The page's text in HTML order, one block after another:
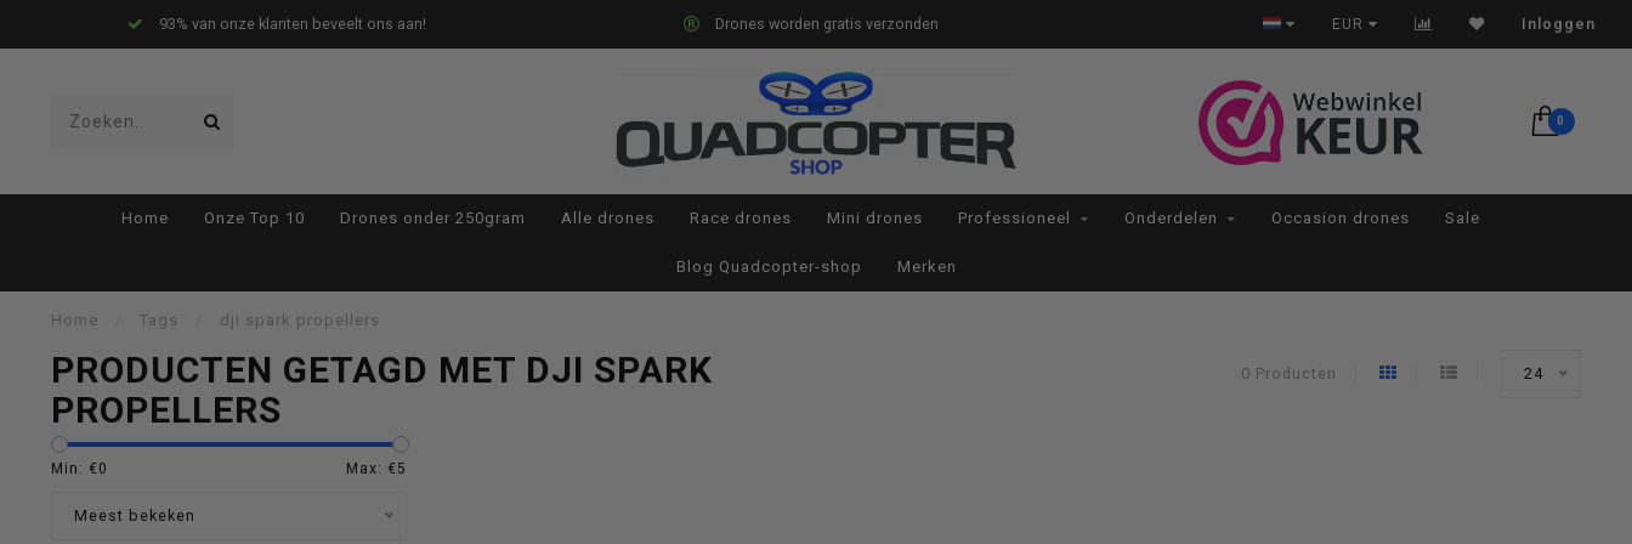
93% van onze klanten beveelt ons aan! Drones worden gratis verzonden Op werkdagen voor 22:00 besteld, morgen in huis*
EUR Inloggen
pijltjes
0
Home Onze Top 10 Drones onder 250gram Alle drones Race drones Mini drones Professioneel Onderdelen Occasion drones Sale
Blog Quadcopter-shop Merken
Home Tags dji spark propellers
PRODUCTEN GETAGD MET DJI SPARK
PROPELLERS
0 Producten 24
Min: €0 Max: €5
Meest bekeken